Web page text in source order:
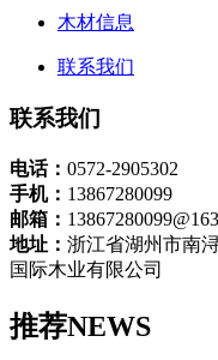
木材信息
联系我们
联系我们
电话： 0572-2905302
手机： 13867280099
邮箱：
地址： 浙江省湖州市南
国际木业有限公司
推荐NEWS